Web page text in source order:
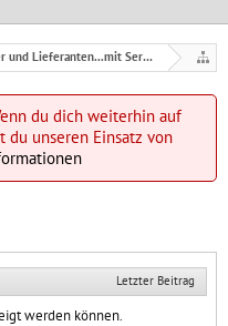
und Lieferanten...mit Serviceproblemen
du dich weiterhin auf
du unseren Einsatz von
Letzter Beitrag
werden können.